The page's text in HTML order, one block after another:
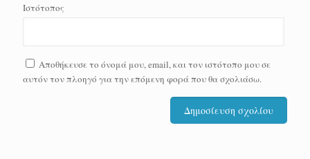
Ιστότοπος
Αποθήκευσε το όνομά μου, email, και τον ιστότοπο μου σε
αυτόν τον πλοηγό για την επόμενη φορά που θα σχολιάσω.